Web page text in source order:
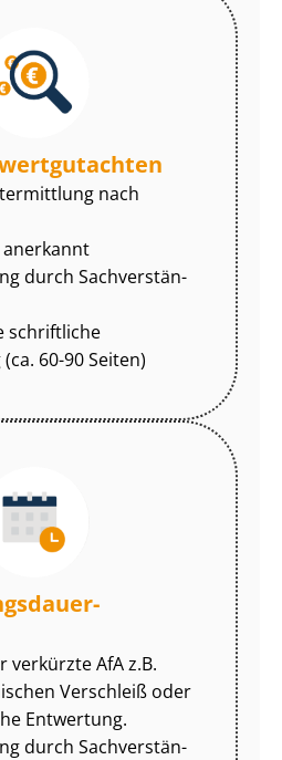
nach
anerkannt
durch Sach­ver­stän­
schriftliche
60-90 Seiten)
verkürzte AfA z.B.
Verschleiß oder
Entwertung.
durch Sach­ver­stän­